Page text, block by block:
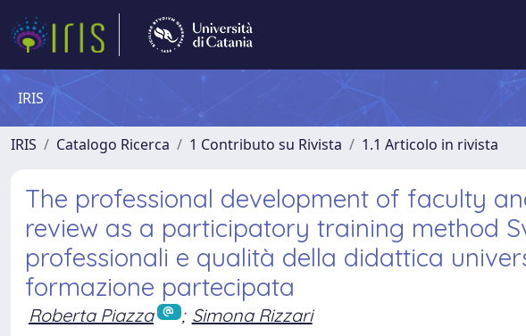
IRIS
IRIS Catalogo Ricerca 1 Contributo su Rivista 1.1 Articolo in rivista
The professional development of faculty
review as a participatory training method
professionali e qualità della didattica
formazione partecipata
Roberta Piazza ; Simona Rizzari